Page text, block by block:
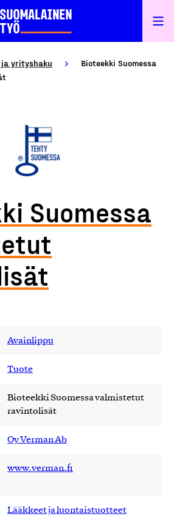
ja yrityshaku
Bioteekki Suomessa
Suomessa
Avainlippu
Tuote
Bioteekki Suomessa valmistetut
ravintolisät
Oy Verman Ab
www.verman.fi
Lääkkeet ja luontaistuotteet